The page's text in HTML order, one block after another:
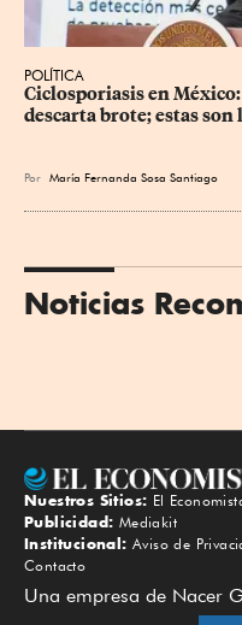
POLÍTICA
Ciclosporiasis en
descarta brote; estas
Por María Fernanda Sosa Santiago
Noticias
Nuestros Sitios: El
Publicidad: Mediakit
Institucional: Aviso de
Contacto
Una empresa de Nacer